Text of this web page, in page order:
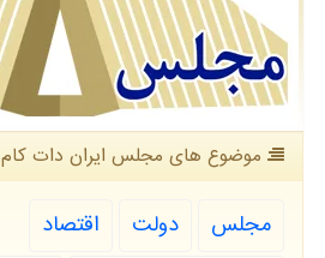
موضوع های مجلس ایران دات كام
مجلس دولت
اقتصاد